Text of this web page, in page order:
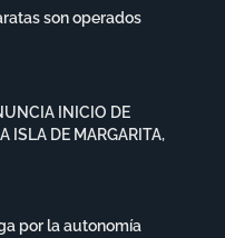
son operados
INICIO DE
ISLA DE MARGARITA,
por la autonomía